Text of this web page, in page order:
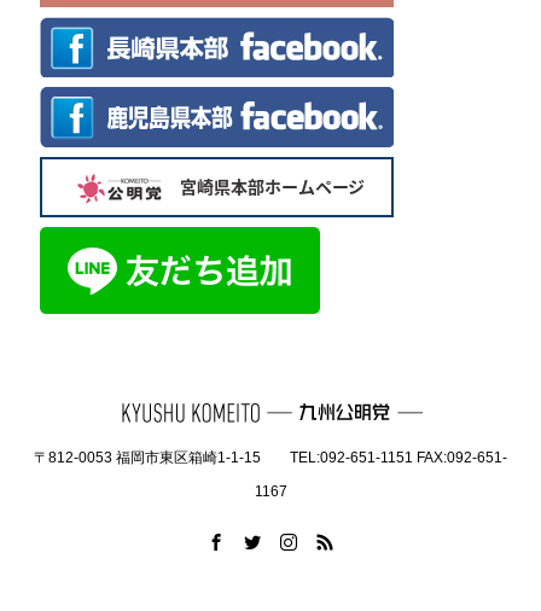
〒812-0053 福岡市東区箱崎1-1-15 TEL:092-651-1151 FAX:092-651-
1167